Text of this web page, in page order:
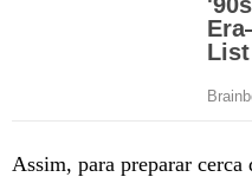
Assim, para preparar